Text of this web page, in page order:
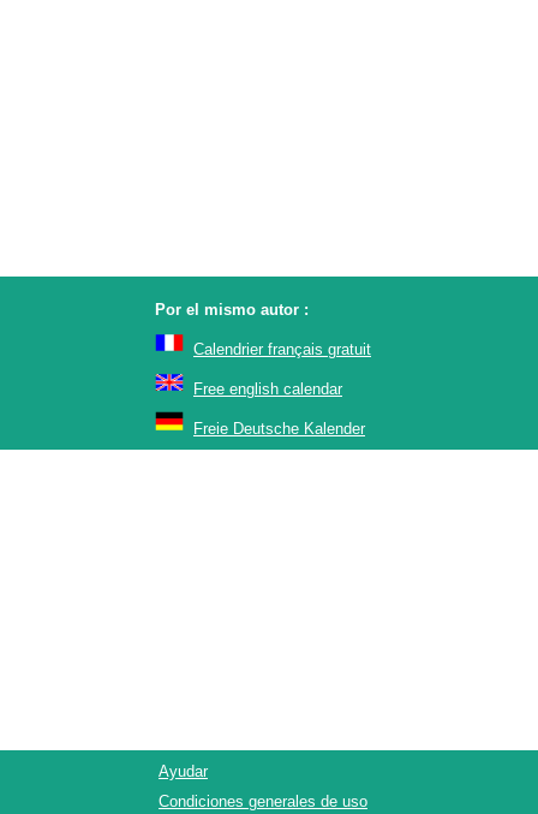
Por el mismo autor :
Calendrier français gratuit
Free english calendar
Freie Deutsche Kalender
Ayudar
Condiciones generales de uso